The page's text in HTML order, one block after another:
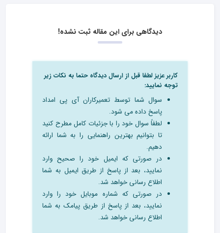
دیدگاهی برای این مقاله ثبت نشده!
کاربر عزیز لطفا قبل از ارسال دیدگاه حتما به نکات زیر
توجه نمایید:
سوال شما توسط تعمیرکاران آی پی امداد
پاسخ داده می شود.
لطفاً سوال خود را با جزئیات کامل مطرح کنید
تا بتوانیم بهترین راهنمایی را به شما ارائه
دهیم.
در صورتی که ایمیل خود را صحیح وارد
نمایید، بعد از پاسخ از طریق ایمیل به شما
اطلاع رسانی خواهد شد.
در صورتی که شماره موبایل خود را وارد
نمایید، بعد از پاسخ از طریق پیامک به شما
اطلاع رسانی خواهد شد.